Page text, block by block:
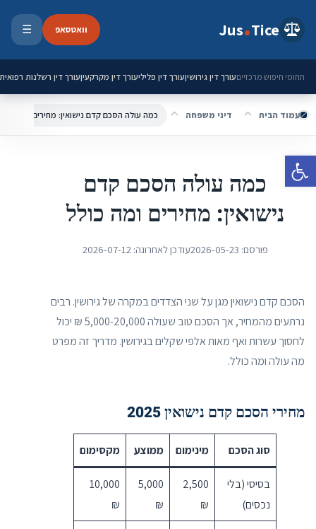
פתח סרגל נגישות
Jus Tice וואטסאפ ☰
תחומי חיפוש מרכזייםעורך דין גירושיןעורך דין פליליעורך דין מקרקעיןעורך דין רשלנות רפואית
עמוד הבית דיני משפחה כמה עולה הסכם קדם נישואין: מחירים ומה כולל
כמה עולה הסכם קדם
נישואין: מחירים ומה כולל
פורסם: 2026-05-23עודכן לאחרונה:2026-07-12
הסכם קדם נישואין מגן על שני הצדדים במקרה של גירושין. רבים
נרתעים מהמחיר, אך הסכם טוב שעולה 5,000-20,000 ₪ יכול
לחסוך עשרות ואף מאות אלפי שקלים בגירושין. מדריך זה מפרט
מה עולה ומה כולל.
מחירי הסכם קדם נישואין 2025
סוג הסכם מינימום ממוצע מקסימום
בסיסי (בלי
נכסים)
2,500
₪
5,000
₪
10,000
₪